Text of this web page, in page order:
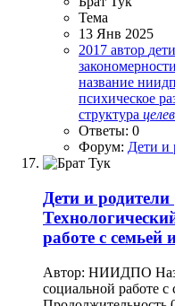
Тема
13 Янв 2025
2017 автор
закономерности
название
психическое
структура
Ответы: 0
Форум: Дети и
Дети и родители
работе с семьей
Автор: НИИДПО
социальной работе